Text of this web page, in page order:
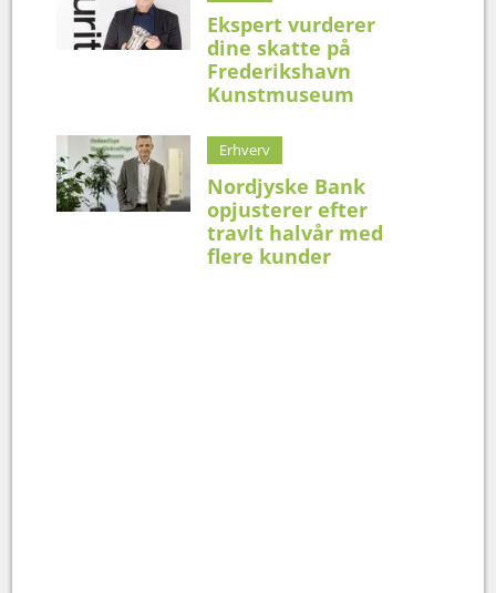
Ekspert vurderer
dine skatte på
Frederikshavn
Kunstmuseum
Erhverv
Nordjyske Bank
opjusterer efter
travlt halvår med
flere kunder